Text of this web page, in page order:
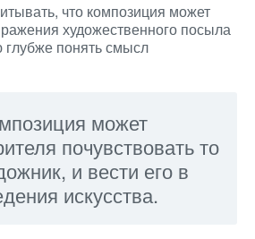
что композиция может
художественного посыла
глубже понять смысл
может
почувствовать то
и вести его в
искусства.